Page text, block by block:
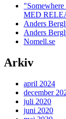
MED
Anders
Anders
Nomell.se
Arkiv
april 2024
december
juli 2020
juni 2020